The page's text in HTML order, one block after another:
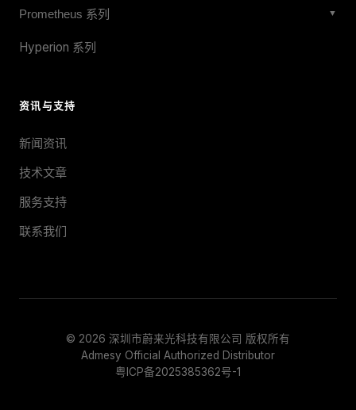
WVCM4 Series
Prometheus 系列 ▼
Prometheus 27mm Wide-Angle
Prometheus 20mm
Hyperion 系列
资讯与支持
新闻资讯
技术文章
服务支持
联系我们
© 2026 深圳市蔚来光科技有限公司 版权所有
Admesy Official Authorized Distributor
粤ICP备2025385362号-1